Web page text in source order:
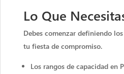
Lo Que
Debes comenzar definiendo
tu fiesta de compromiso.
Los rangos de capacidad en